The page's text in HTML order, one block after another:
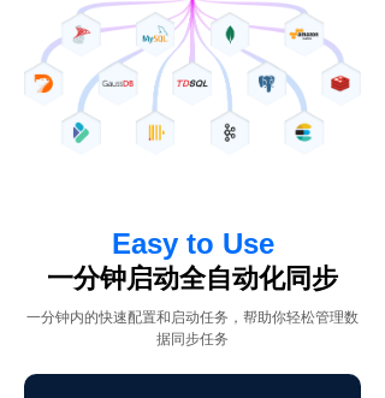
Easy to Use
一分钟启动全自动化同步
一分钟内的快速配置和启动任务，帮助你轻松管理数
据同步任务